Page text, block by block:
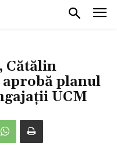
Cătălin
aprobă planul
UCM